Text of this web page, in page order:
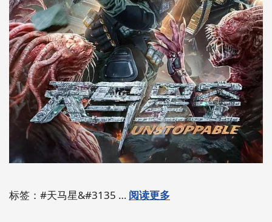
标签：#天马星&#3135 … 阅读更多